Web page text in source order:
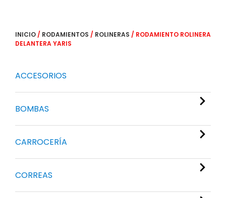
INICIO / RODAMIENTOS / ROLINERAS / RODAMIENTO ROLINERA
DELANTERA YARIS
ACCESORIOS
BOMBAS
CARROCERÍA
CORREAS